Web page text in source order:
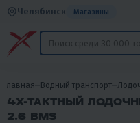
Челябинск Магазины
Главная Водный транспорт
4Х-ТАКТНЫЙ
2.6 BMS